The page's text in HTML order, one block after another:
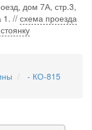
дом 7А, стр.3,
1. // схема проезда
- КО-815